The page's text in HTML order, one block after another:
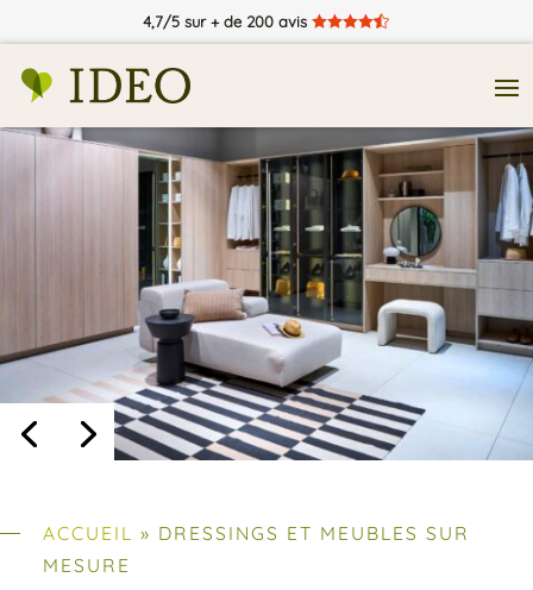
4,7/5 sur + de 200 avis
ACCUEIL » DRESSINGS ET MEUBLES SUR
MESURE